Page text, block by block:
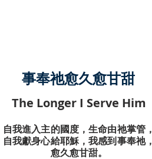
事奉祂愈久愈甘甜
The Longer I Serve Him
自我進入主的國度，生命由祂掌管，
自我獻身心給耶穌，我感到事奉祂，
愈久愈甘甜。